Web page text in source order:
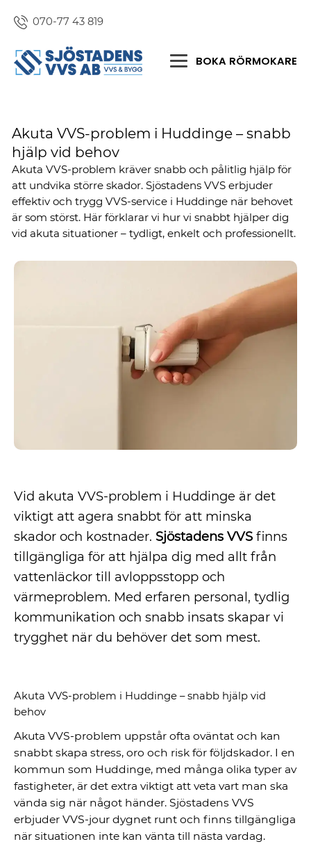
070-77 43 819
BOKA RÖRMOKARE
Akuta VVS-problem i Huddinge – snabb
hjälp vid behov
Akuta VVS-problem kräver snabb och pålitlig hjälp för
att undvika större skador. Sjöstadens VVS erbjuder
effektiv och trygg VVS-service i Huddinge när behovet
är som störst. Här förklarar vi hur vi snabbt hjälper dig
vid akuta situationer – tydligt, enkelt och professionellt.
Vid akuta VVS-problem i Huddinge är det
viktigt att agera snabbt för att minska
skador och kostnader. Sjöstadens VVS finns
tillgängliga för att hjälpa dig med allt från
vattenläckor till avloppsstopp och
värmeproblem. Med erfaren personal, tydlig
kommunikation och snabb insats skapar vi
trygghet när du behöver det som mest.
Akuta VVS-problem i Huddinge – snabb hjälp vid
behov
Akuta VVS-problem uppstår ofta oväntat och kan
snabbt skapa stress, oro och risk för följdskador. I en
kommun som Huddinge, med många olika typer av
fastigheter, är det extra viktigt att veta vart man ska
vända sig när något händer. Sjöstadens VVS
erbjuder VVS-jour dygnet runt och finns tillgängliga
när situationen inte kan vänta till nästa vardag.